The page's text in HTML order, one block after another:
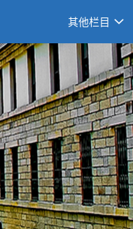
其他栏目